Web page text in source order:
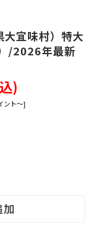
大宜味村）特大
/2026年最新
)
ント～]